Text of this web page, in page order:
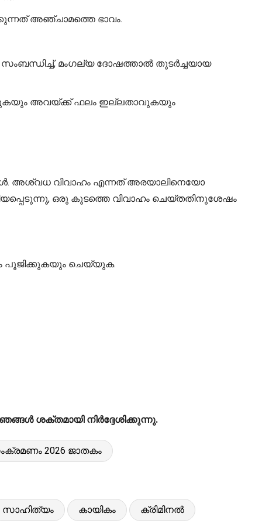
അഞ്ചാമത്തെ ഭാവം.
മംഗല്യ ദോഷത്താൽ തുടർച്ചയായ
അവയ്ക്ക് ഫലം ഇല്ലതാവുകയും
അശ്വധ വിവാഹം എന്നത് അരയാലിനെയോ
ഒരു കുടത്തെ വിവാഹം ചെയ്തതിനുശേഷം
പൂജിക്കുകയും ചെയ്യുക.
ശക്തമായി നിർദ്ദേശിക്കുന്നു.
2026 ജാതകം
സാഹിത്യം കായികം ക്രിമിനൽ